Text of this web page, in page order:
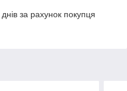
за рахунок покупця